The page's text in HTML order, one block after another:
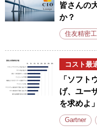
皆さんの
か？
住友精密
コスト最
「ソフト
げ、ユー
を求めよ
Gartner